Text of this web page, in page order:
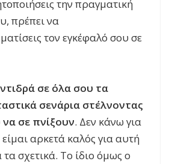
την πραγματική
πρέπει να
τον εγκέφαλό σου σε
σε όλα σου τα
σενάρια στέλνοντας
σε πνίξουν. Δεν κάνω για
αρκετά καλός για αυτή
σχετικά. Το ίδιο όμως ο